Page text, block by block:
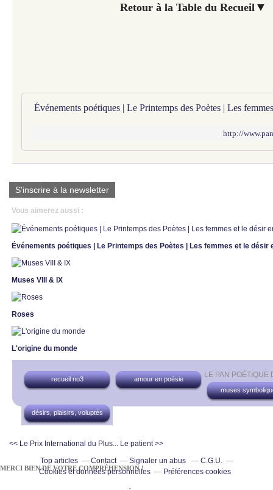
Retour à la Table du Recueil ▼
http://
S'inscrire à la newsletter
Vous aimerez aussi :
Événements poétiques | Le Printemps des Poètes | Les femmes et le désir
Muses VIII & IX
Roses
L'origine du monde
LE PAN
recueil no3
amour en poésie
muses
désirs, plaisirs, voluptés
<< Le Prix International du Plus... Le patient >>
MERCI BIEN DE VOTRE COMPRÉHENSION !
Top articles Contact Signaler un abus
C.G.U.
Cookies et données personnelles
Préférences cookies